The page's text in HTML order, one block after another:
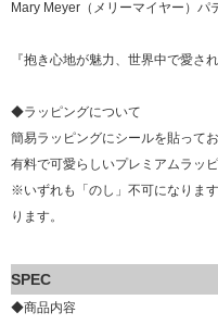
Mary Meyer（メリーマイヤー）パ
『抱き心地が魅力、世界中で愛さ
◆ラッピングについて
簡易ラッピングにシールを貼って
有料で可愛らしいプレミアムラッ
※いずれも「のし」不可になりま
ります。
SPEC
◆商品内容